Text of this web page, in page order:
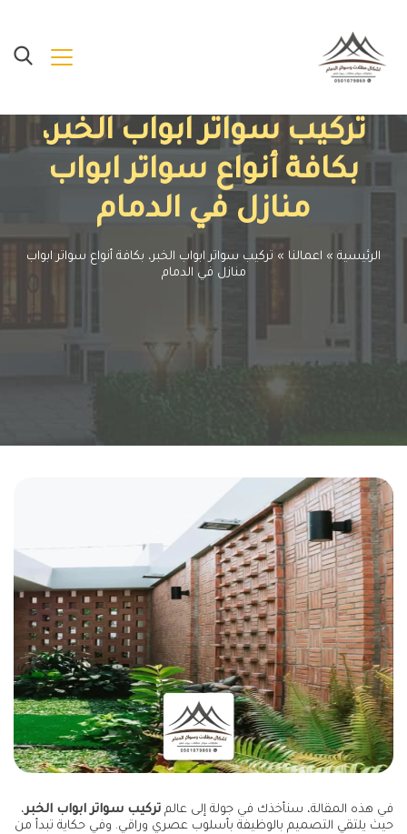
تركيب سواتر ابواب الخبر،
بكافة أنواع سواتر ابواب
منازل في الدمام
الرئيسية » اعمالنا » تركيب سواتر ابواب الخبر، بكافة أنواع سواتر ابواب
منازل في الدمام
في هذه المقالة، سنأخذك في جولة إلى عالم تركيب سواتر ابواب الخبر،
حيث يلتقي التصميم بالوظيفة بأسلوب عصري وراقي. وفي حكاية تبدأ من